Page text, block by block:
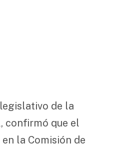
de la
confirmó que el
la Comisión de